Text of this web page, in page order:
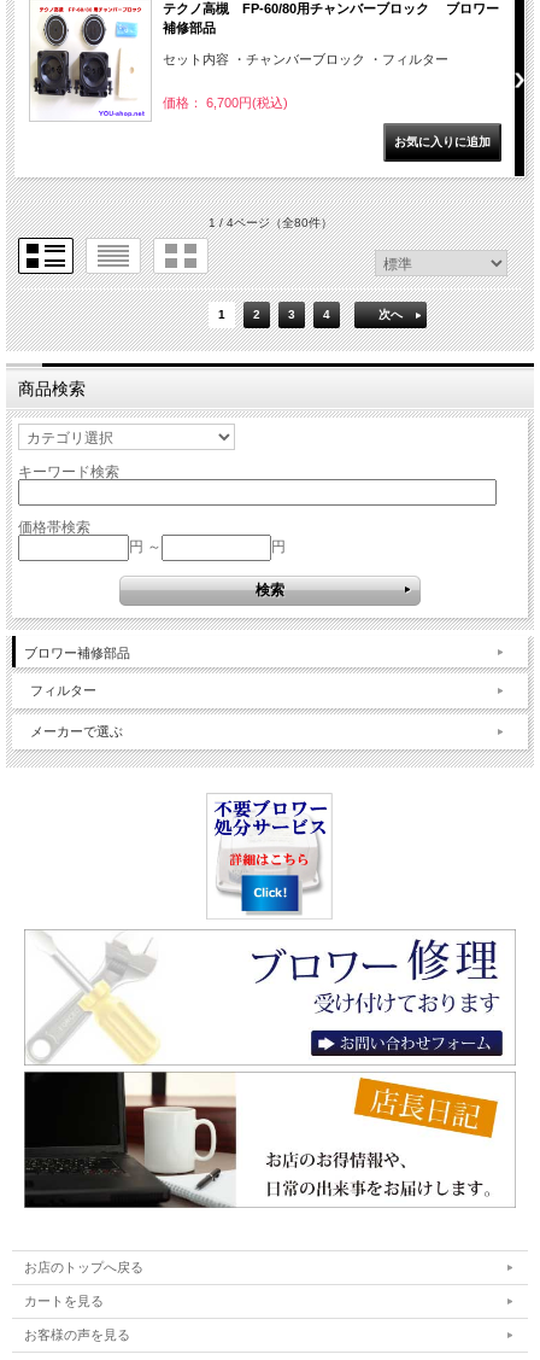
テクノ高槻 FP-60/80用チャンバーブロック ブロワー
補修部品
セット内容 ・チャンバーブロック ・フィルター
価格： 6,700円(税込)
1 / 4ページ（全80件）
1 2 3 4 次へ
商品検索
キーワード検索
価格帯検索
円 ～
円
ブロワー補修部品
フィルター
メーカーで選ぶ
お店のトップへ戻る
カートを見る
お客様の声を見る